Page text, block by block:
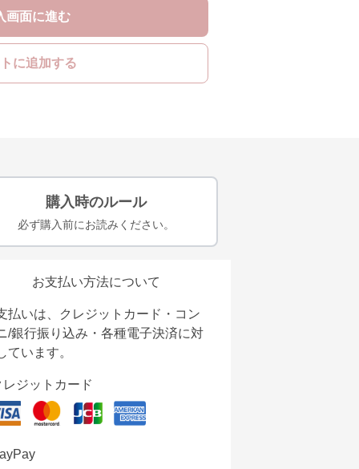
画面に進む
に追加する
購入時のルール
必ず購入前にお読みください。
お支払い方法について
払いは、クレジットカード・コン
/銀行振り込み・各種電子決済に対
ています。
レジットカード